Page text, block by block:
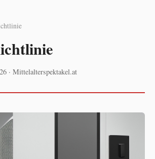
· Mittelalterspektakel.at